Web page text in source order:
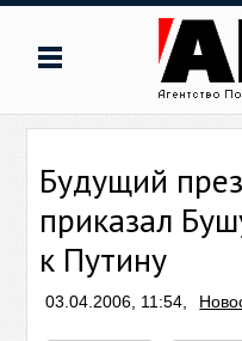
Будущий
приказал
к Путину
03.04.2006, 11:54,